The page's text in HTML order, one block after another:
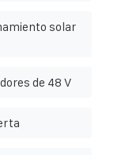
solar
de 48 V